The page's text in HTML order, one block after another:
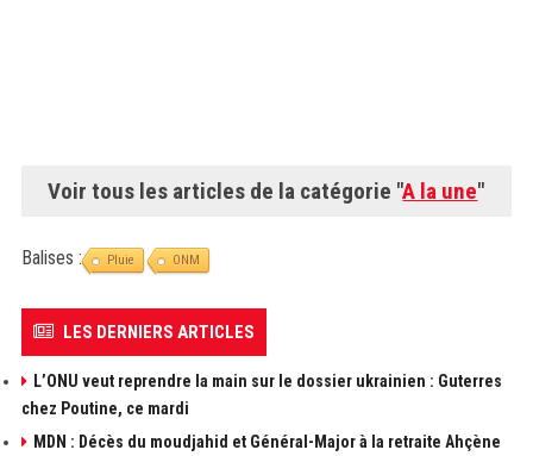
Voir tous les articles de la catégorie "A la une"
Balises : Pluie ONM
LES DERNIERS ARTICLES
L’ONU veut reprendre la main sur le dossier ukrainien : Guterres
chez Poutine, ce mardi
MDN : Décès du moudjahid et Général-Major à la retraite Ahçène